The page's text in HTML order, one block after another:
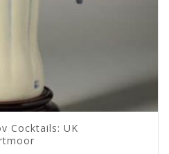
Cocktails: UK